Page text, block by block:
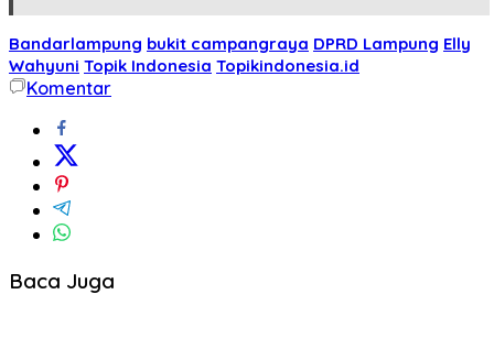
Bandarlampung bukit campangraya DPRD Lampung Elly
Wahyuni Topik Indonesia Topikindonesia.id
Komentar
Baca Juga